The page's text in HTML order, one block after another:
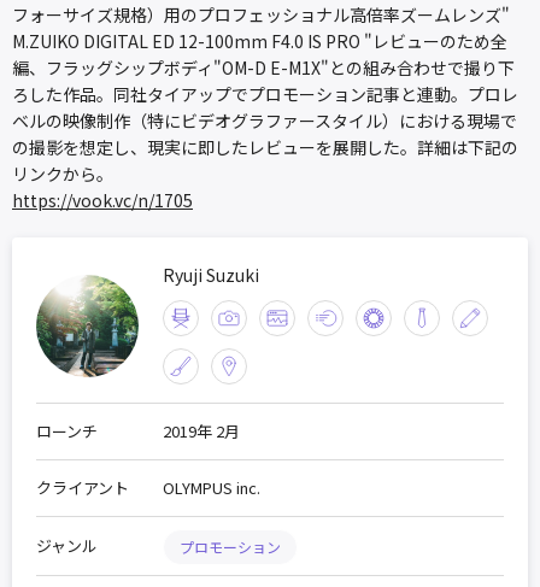
フォーサイズ規格）用のプロフェッショナル高倍率ズームレンズ"
M.ZUIKO DIGITAL ED 12-100mm F4.0 IS PRO "レビューのため全
編、フラッグシップボディ"OM-D E-M1X"との組み合わせで撮り下
ろした作品。同社タイアップでプロモーション記事と連動。プロレ
ベルの映像制作（特にビデオグラファースタイル）における現場で
の撮影を想定し、現実に即したレビューを展開した。詳細は下記の
リンクから。
https://vook.vc/n/1705
Ryuji Suzuki
ローンチ 2019年 2月
クライアント OLYMPUS inc.
ジャンル プロモーション